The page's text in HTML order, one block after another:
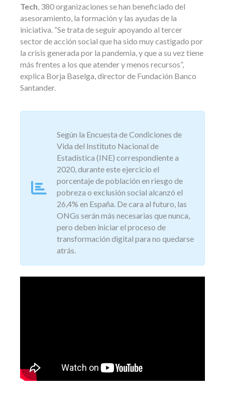
Tech , 380 organizaciones se han beneficiado del
asesoramiento, la formación y las ayudas de la
iniciativa. “Se trata de seguir apoyando al tercer
sector de acción social que ha sido muy castigado por
la crisis generada por la pandemia, y que a su vez tiene
más frentes a los que atender y menos recursos”,
explica Borja Baselga, director de Fundación Banco
Santander.
Según la Encuesta de Condiciones de
Vida del Instituto Nacional de
Estadística (INE) correspondiente a
2020, durante este ejercicio el
porcentaje de población en riesgo de
pobreza o exclusión social alcanzó el
26,4% en España. De cara al futuro, las
ONGs serán más necesarias que nunca,
pero deben iniciar el proceso de
transformación digital para no quedarse
atrás.